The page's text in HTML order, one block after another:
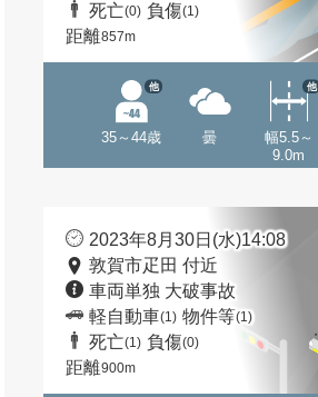
死亡(0) 負傷(1)
距離857m
35～44歳
他
曇
幅5.5～
9.0m
他
2023年8月30日(水)14:08
敦賀市疋田 付近
車両単独 大破事故
軽自動車(1) 物件等(1)
死亡(1) 負傷(0)
距離900m